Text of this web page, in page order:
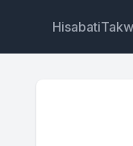
Hisabati